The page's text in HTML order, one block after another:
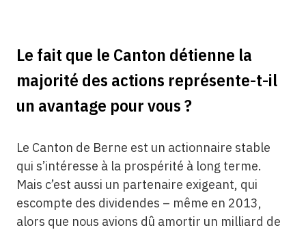
Le fait que le Canton détienne la
majorité des actions représente-t-il
un avantage pour vous ?
Le Canton de Berne est un actionnaire stable
qui s’intéresse à la prospérité à long terme.
Mais c’est aussi un partenaire exigeant, qui
escompte des dividendes – même en 2013,
alors que nous avions dû amortir un milliard de